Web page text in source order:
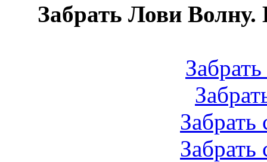
Забрать Лови Волну.
Забрать
Забрать